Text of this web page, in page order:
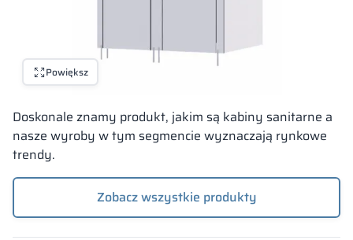
Powiększ
Doskonale znamy produkt, jakim są kabiny sanitarne a
nasze wyroby w tym segmencie wyznaczają rynkowe
trendy.
Zobacz wszystkie produkty